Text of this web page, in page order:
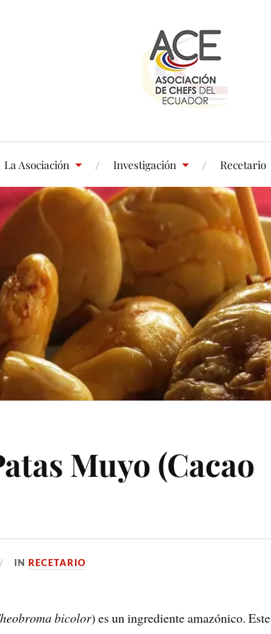
La Asociación Investigación Recetario
Muyo (Cacao
INRECETARIO
bicolor) es un ingrediente amazónico. Este